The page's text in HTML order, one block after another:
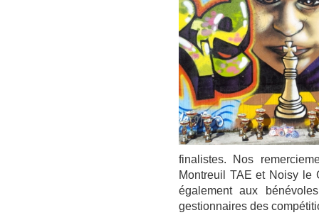
finalistes. Nos
Montreuil TAE et Noisy le
également aux
gestionnaires des